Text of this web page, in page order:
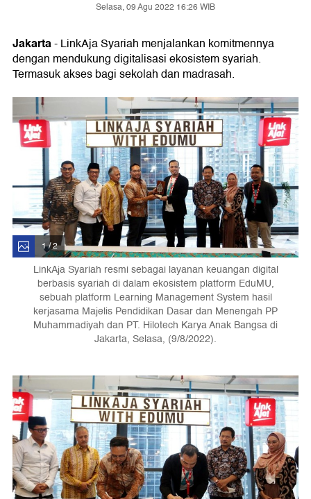
Selasa, 09 Agu 2022 16:26 WIB
Jakarta- LinkAja Syariah menjalankan komitmennya
dengan mendukung digitalisasi ekosistem syariah.
Termasuk akses bagi sekolah dan madrasah.
1 / 2
LinkAja Syariah resmi sebagai layanan keuangan digital
berbasis syariah di dalam ekosistem platform EduMU,
sebuah platform Learning Management System hasil
kerjasama Majelis Pendidikan Dasar dan Menengah PP
Muhammadiyah dan PT. Hilotech Karya Anak Bangsa di
Jakarta, Selasa, (9/8/2022).